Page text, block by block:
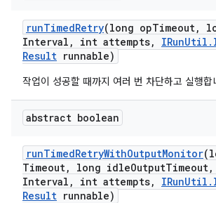
runTimedRetry(long opTimeout,
Interval , int attempts, IRunUtil .
Result runnable)
작업이 성공할 때까지 여러 번 차단하고 실행합
abstract boolean
runTimedRetryWithOutputMonitor
Timeout, long idleOutputTimeout,
Interval , int attempts, IRunUtil .
Result runnable)